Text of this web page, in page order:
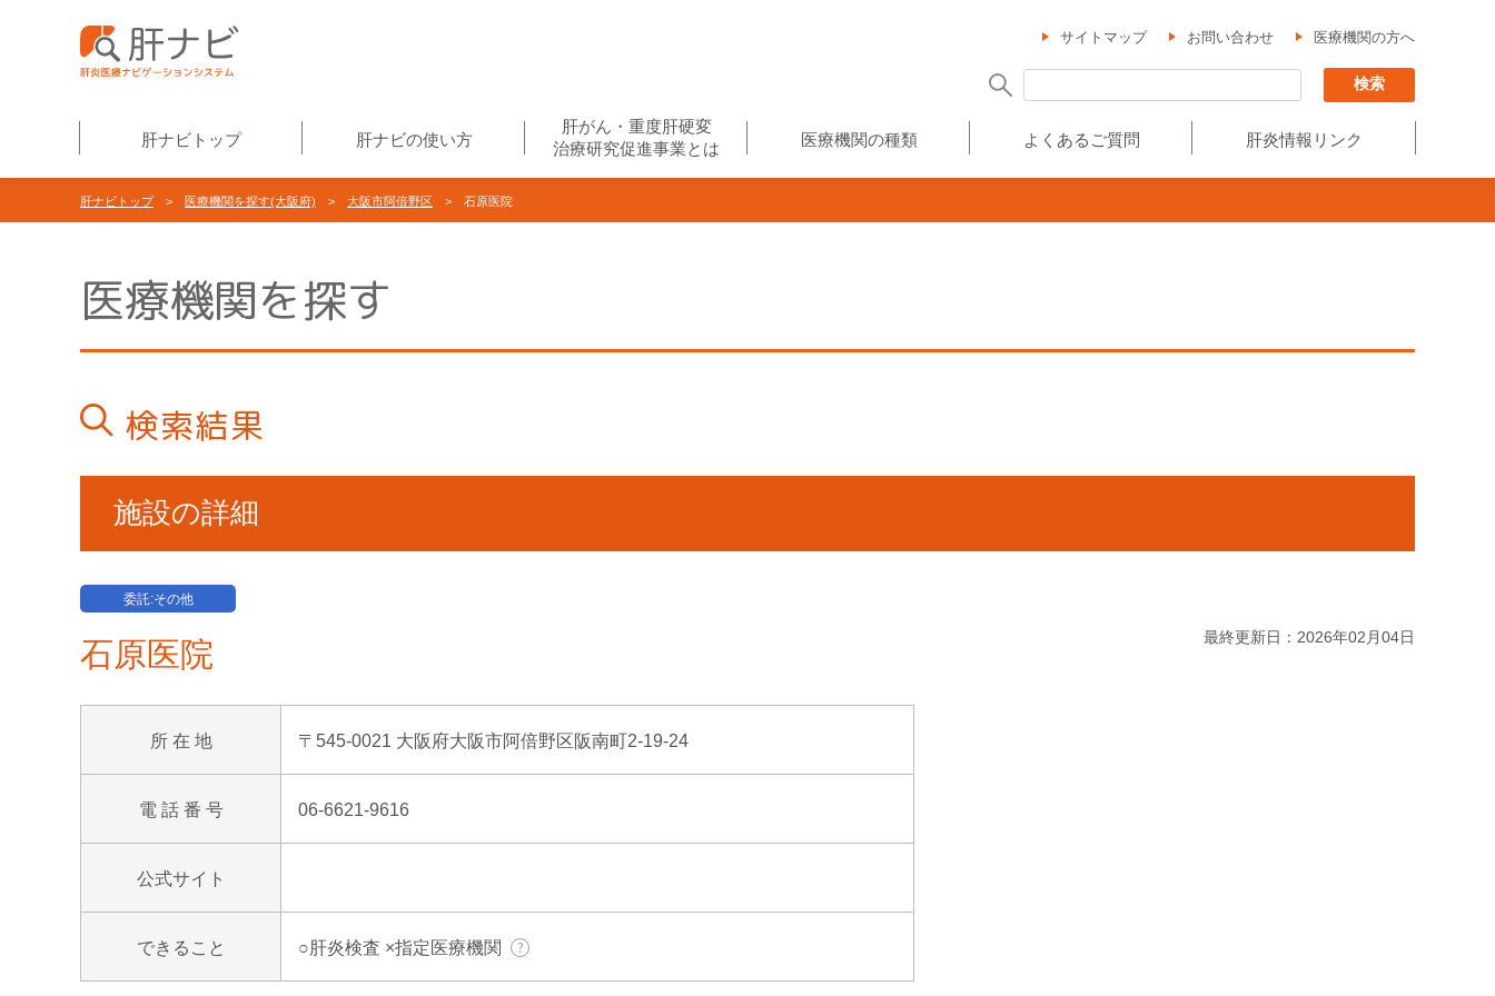
サイトマップ お問い合わせ 医療機関の方へ
肝ナビトップ 肝ナビの使い方
肝がん・重度肝硬変
治療研究促進事業とは
医療機関の種類 よくあるご質問 肝炎情報リンク
肝ナビトップ> 医療機関を探す(大阪府) > 大阪市阿倍野区 > 石原医院
医療機関を探す
検索結果
施設の詳細
委託:その他
石原医院
所 在 地 〒545-0021 大阪府大阪市阿倍野区阪南町2-19-24
電 話 番 号 06-6621-9616
公式サイト
できること ○肝炎検査 ×指定医療機関
最終更新日：2026年02月04日